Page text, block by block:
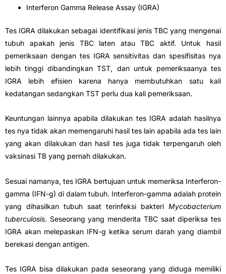
Interferon Gamma Release Assay (IGRA)
Tes IGRA dilakukan sebagai identifikasi jenis TBC yang mengenai
tubuh apakah jenis TBC laten atau TBC aktif. Untuk hasil
pemeriksaan dengan tes IGRA sensitivitas dan spesifisitas nya
lebih tinggi dibandingkan TST, dan untuk pemeriksaanya tes
IGRA lebih efisien karena hanya membutuhkan satu kali
kedatangan sedangkan TST perlu dua kali pemeriksaan.
Keuntungan lainnya apabila dilakukan tes IGRA adalah hasilnya
tes nya tidak akan memengaruhi hasil tes lain apabila ada tes lain
yang akan dilakukan dan hasil tes juga tidak terpengaruh oleh
vaksinasi TB yang pernah dilakukan.
Sesuai namanya, tes IGRA bertujuan untuk memeriksa Interferon-
gamma (IFN-g) di dalam tubuh. Interferon-gamma adalah protein
yang dihasilkan tubuh saat terinfeksi bakteri Mycobacterium
tuberculosis. Seseorang yang menderita TBC saat diperiksa tes
IGRA akan melepaskan IFN-g ketika serum darah yang diambil
berekasi dengan antigen.
Tes IGRA bisa dilakukan pada seseorang yang diduga memiliki